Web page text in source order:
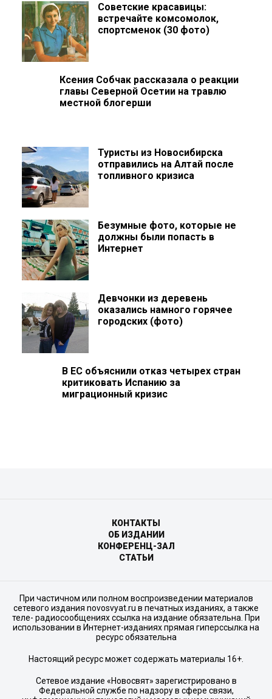
Советские красавицы:
встречайте комсомолок,
спортсменок (30 фото)
Ксения Собчак рассказала о реакции
главы Северной Осетии на травлю
местной блогерши
Туристы из Новосибирска
отправились на Алтай после
топливного кризиса
Безумные фото, которые не
должны были попасть в
Интернет
Девчонки из деревень
оказались намного горячее
городских (фото)
В ЕС объяснили отказ четырех стран
критиковать Испанию за
миграционный кризис
КОНТАКТЫ
ОБ ИЗДАНИИ
КОНФЕРЕНЦ-ЗАЛ
СТАТЬИ
При частичном или полном воспроизведении материалов
сетевого издания novosvyat.ru в печатных изданиях, а также
теле- радиосообщениях ссылка на издание обязательна. При
использовании в Интернет-изданиях прямая гиперссылка на
ресурс обязательна
Настоящий ресурс может содержать материалы 16+.
Сетевое издание «Новосвят» зарегистрировано в
Федеральной службе по надзору в сфере связи,